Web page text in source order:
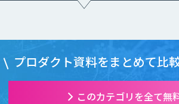
プロダクト資料をまとめて比
このカテゴリを全て無